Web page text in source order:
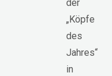
der
„Köpfe
des
Jahres“
in